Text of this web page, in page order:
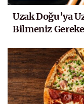
Uzak Doğu’ya
Bilmeniz